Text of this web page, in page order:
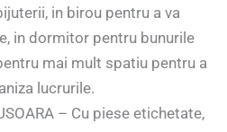
in birou pentru a va
in dormitor pentru bunurile
mai mult spatiu pentru a
lucrurile.
– Cu piese etichetate,